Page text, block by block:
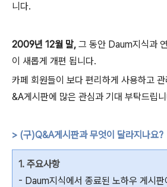
니다.
2009년 12월 말, 그 동안 Daum지식과
이 새롭게 개편 됩니다.
카페 회원들이 보다 편리하게 사용하고
&A게시판에 많은 관심과 기대 부탁드립
> (구)Q&A게시판과 무엇이 달라지나요?
1. 주요사항
- Daum지식에서 종료된 노하우 게시